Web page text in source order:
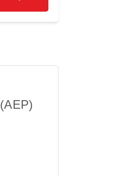
(AEP)